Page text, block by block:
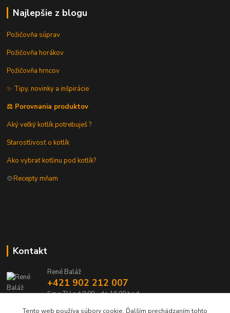
Najlepšie z blogu
Požičovňa súprav
Požičovňa horákov
Požičovňa hrncov
✨ Tipy, novinky a inšpirácie
⚖️ Porovnania produktov
Aký veľký kotlík potrebuješ ?
Starostlivosť o kotlík
Ako vybrať kotlinu pod kotlík?
🍲Recepty mňam
Kontakt
René Baláž
+421 902 212 007
Sme TU od 8:00 - do 16:00 hod
Tento web používa súbory cookie. Ďalším prechádzaním tohto